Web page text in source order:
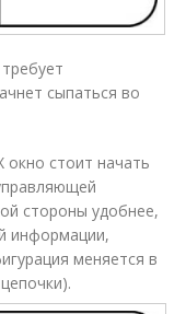
сыпаться во
стоит начать
стороны удобнее,
информации,
меняется в